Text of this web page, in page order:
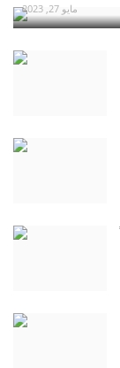
مايو 27, 2023